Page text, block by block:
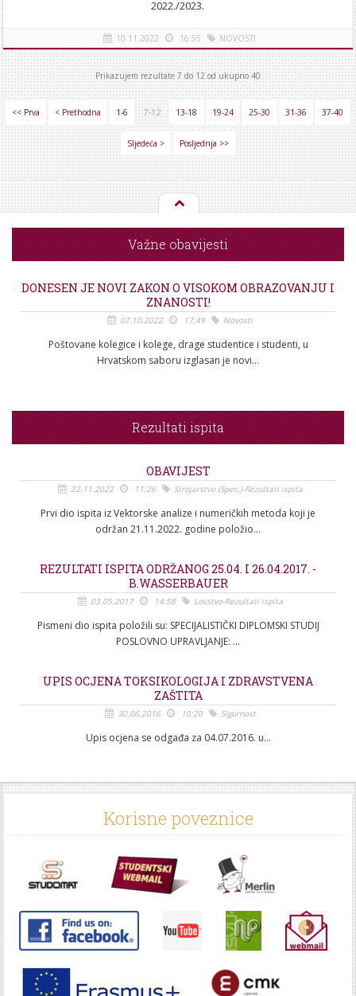
2022./2023.
10.11.2022 16:55 NOVOSTI
Prikazujem rezultate 7 do 12 od ukupno 40
<< Prva < Prethodna 1-6 7-12 13-18 19-24 25-30 31-36 37-40
Sljedeća > Posljednja >>
Važne obavijesti
DONESEN JE NOVI ZAKON O VISOKOM OBRAZOVANJU I
ZNANOSTI!
07.10.2022 17:49 Novosti
Poštovane kolegice i kolege, drage studentice i studenti, u
Hrvatskom saboru izglasan je novi...
Rezultati ispita
OBAVIJEST
22.11.2022 11:26 Strojarstvo (Spec.)-Rezultati ispita
Prvi dio ispita iz Vektorske analize i numeričkih metoda koji je
održan 21.11.2022. godine položio...
REZULTATI ISPITA ODRŽANOG 25.04. I 26.04.2017. -
B.WASSERBAUER
03.05.2017 14:58 Lovstvo-Rezultati ispita
Pismeni dio ispita položili su: SPECIJALISTIČKI DIPLOMSKI STUDIJ
POSLOVNO UPRAVLJANJE: ...
UPIS OCJENA TOKSIKOLOGIJA I ZDRAVSTVENA
ZAŠTITA
30.06.2016 10:20 Sigurnost
Upis ocjena se odgađa za 04.07.2016. u...
Korisne poveznice